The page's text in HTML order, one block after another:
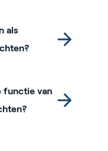
als
functie van